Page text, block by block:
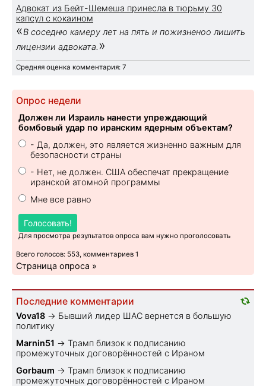
Адвокат из Бейт-Шемеша принесла в тюрьму 30
капсул с кокаином
«В соседню камеру лет на пять и пожизненоо лишить
лицензии адвоката. »
Средняя оценка комментария: 7
Опрос недели
Должен ли Израиль нанести упреждающий
бомбовый удар по иранским ядерным объектам?
- Да, должен, это является жизненно важным для
безопасности страны
- Нет, не должен. США обеспечат прекращение
иранской атомной программы
Мне все равно
Голосовать!
Для просмотра результатов опроса вам нужно проголосовать
Всего голосов: 553, комментариев 1
Страница опроса »
Последние комментарии
Vova18 → Бывший лидер ШАС вернется в большую
политику
Marnin51 → Трамп близок к подписанию
промежуточных договорённостей с Ираном
Gorbaum → Трамп близок к подписанию
промежуточных договорённостей с Ираном